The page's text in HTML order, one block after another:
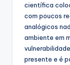
científica
com poucos
analógicos
ambiente em
presente e é